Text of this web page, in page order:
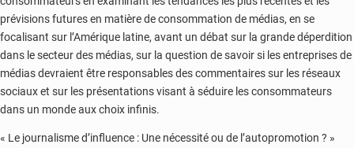
prévisions futures en matière de consommation de médias, en se
focalisant sur l’Amérique latine, avant un débat sur la grande déperdition
dans le secteur des médias, sur la question de savoir si les entreprises de
médias devraient être responsables des commentaires sur les réseaux
sociaux et sur les présentations visant à séduire les consommateurs
dans un monde aux choix infinis.
« Le journalisme d’influence : Une nécessité ou de l’autopromotion ? »